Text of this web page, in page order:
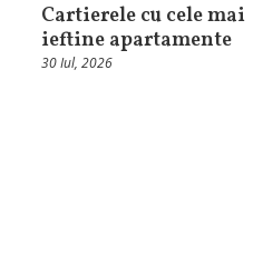
Cartierele cu cele mai
ieftine apartamente
30 Iul, 2026